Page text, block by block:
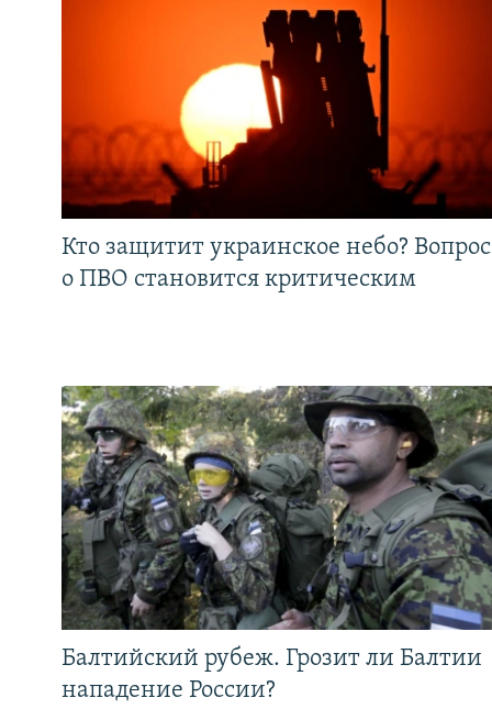
Кто защитит украинское небо? Вопрос
о ПВО становится критическим
Балтийский рубеж. Грозит ли Балтии
нападение России?